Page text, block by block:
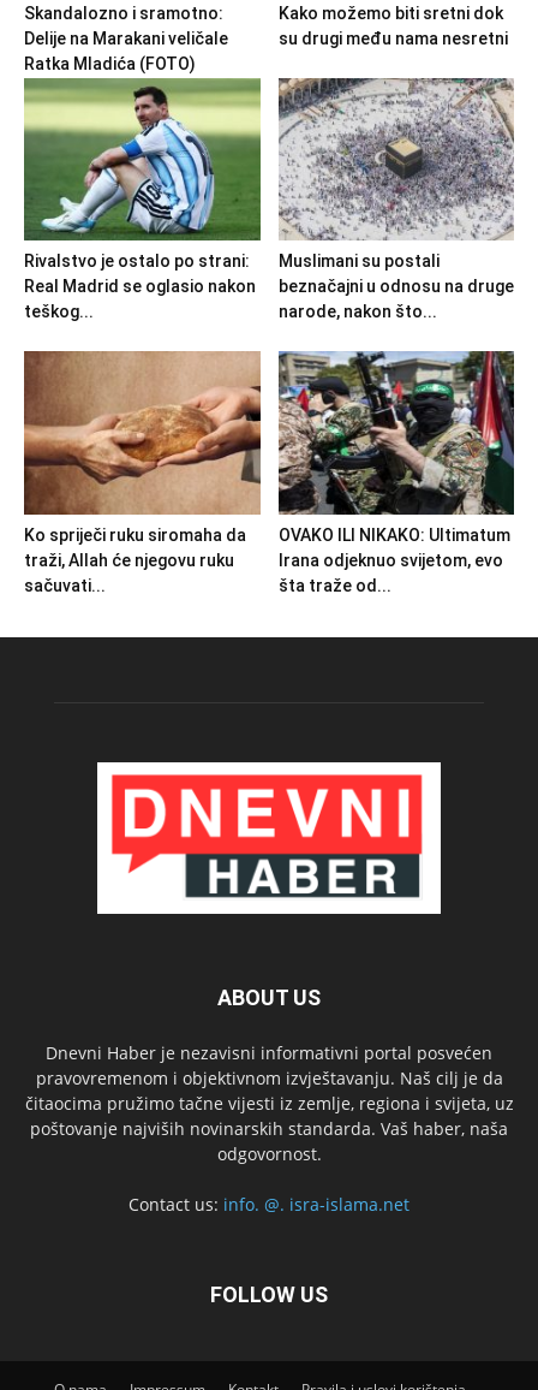
Skandalozno i sramotno:
Delije na Marakani veličale
Ratka Mladića (FOTO)
Kako možemo biti sretni dok
su drugi među nama nesretni
Rivalstvo je ostalo po strani:
Real Madrid se oglasio nakon
teškog...
Muslimani su postali
beznačajni u odnosu na druge
narode, nakon što...
Ko spriječi ruku siromaha da
traži, Allah će njegovu ruku
sačuvati...
OVAKO ILI NIKAKO: Ultimatum
Irana odjeknuo svijetom, evo
šta traže od...
ABOUT US
Dnevni Haber je nezavisni informativni portal posvećen
pravovremenom i objektivnom izvještavanju. Naš cilj je da
čitaocima pružimo tačne vijesti iz zemlje, regiona i svijeta, uz
poštovanje najviših novinarskih standarda. Vaš haber, naša
odgovornost.
Contact us: info. @. isra-islama.net
FOLLOW US